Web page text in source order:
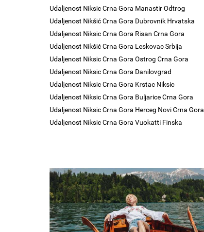
Udaljenost Niksic Crna Gora Manastir Odtrog
Udaljenost Nikšić Crna Gora Dubrovnik Hrvatska
Udaljenost Niksic Crna Gora Risan Crna Gora
Udaljenost Nikšić Crna Gora Leskovac Srbija
Udaljenost Niksic Crna Gora Ostrog Crna Gora
Udaljenost Niksic Crna Gora Danilovgrad
Udaljenost Niksic Crna Gora Krstac Niksic
Udaljenost Niksic Crna Gora Buljarice Crna Gora
Udaljenost Niksic Crna Gora Herceg Novi Crna Gora
Udaljenost Niksic Crna Gora Vuokatti Finska